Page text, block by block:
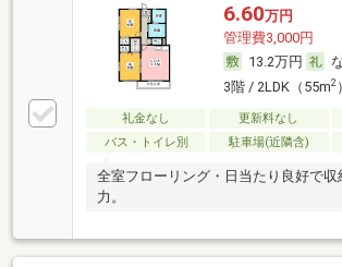
6.60万円
管理費3,000円
13.2万円
3階 / 2LDK（55m2）
礼金なし 更新料なし
バス・トイレ別
駐車場(近隣含)
全室フローリング・日当たり良好で収
力。